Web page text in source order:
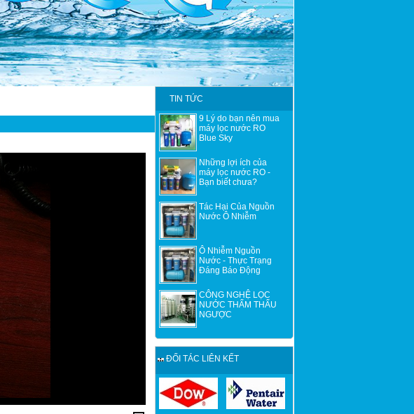
TIN TỨC
9 Lý do bạn nên mua
máy lọc nước RO
Blue Sky
Những lợi ích của
máy lọc nước RO -
Bạn biết chưa?
Tác Hại Của Nguồn
Nước Ô Nhiễm
Ô Nhiễm Nguồn
Nước - Thực Trạng
Đáng Báo Động
CÔNG NGHỆ LỌC
NƯỚC THẨM THẤU
NGƯỢC
ĐỐI TÁC LIÊN KẾT